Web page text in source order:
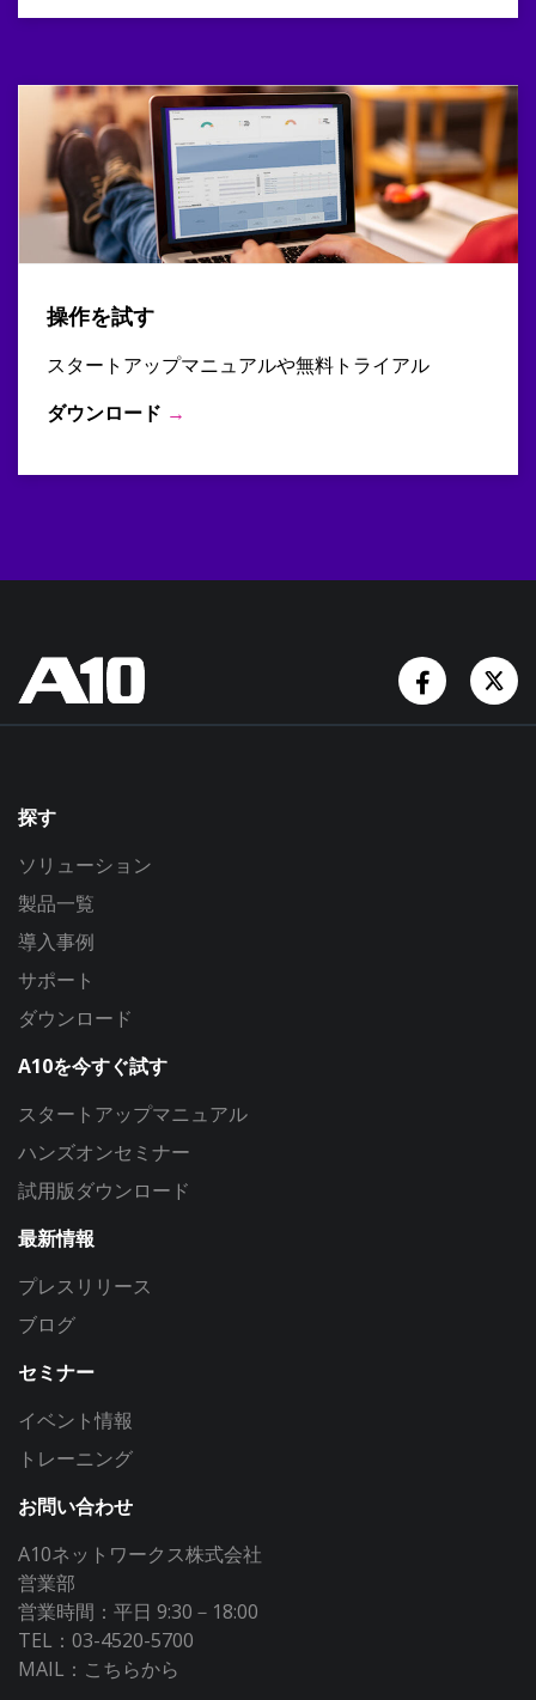
操作を試す
スタートアップマニュアルや無料トライアル
ダウンロード →
探す
ソリューション
製品一覧
導入事例
サポート
ダウンロード
A10を今すぐ試す
スタートアップマニュアル
ハンズオンセミナー
試用版ダウンロード
最新情報
プレスリリース
ブログ
セミナー
イベント情報
トレーニング
お問い合わせ
A10ネットワークス株式会社
営業部
営業時間：平日 9:30－18:00
TEL：03-4520-5700
MAIL： こちらから